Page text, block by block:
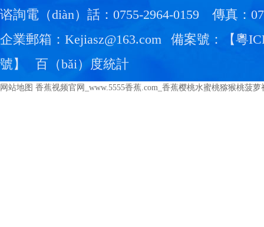
谘詢電（diàn）話：0755-2964-0159
傳真：
企業郵箱：Kejiasz@163.com
備案號：【粵
號 】 百（bǎi）度統計
网站地图 香蕉视频官网_www.5555香蕉.com_香蕉樱桃水蜜桃猕猴桃菠